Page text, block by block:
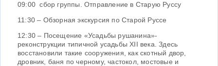
09:00 сбор группы. Отправление в Старую Руссу
11:30 – Обзорная экскурсия по Старой Руссе
12:30 – Посещение «Усадьбы рушанина»-
реконструкции типичной усадьбы XII века. Здесь
восстановили такие сооружения, как скотный двор,
дровник, баня по черному, частокол, мостовые и